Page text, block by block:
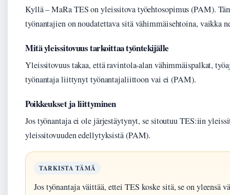
Kyllä – MaRa TES on yleissitova työehtosopimus (PAM).
työnantajien on noudatettava sitä vähimmäisehtoina, vaikka
Mitä yleissitovuus tarkoittaa työntekijälle
Yleissitovuus takaa, että ravintola-alan vähimmäispalkat,
työnantaja liittynyt työnantajaliittoon vai ei (PAM).
Poikkeukset ja liittyminen
Jos työnantaja ei ole järjestäytynyt, se sitoutuu TES:iin
yleissitovuuden edellytyksistä (PAM).
TARKISTA TÄMÄ
Jos työnantaja väittää, ettei TES koske sitä, se on yleensä